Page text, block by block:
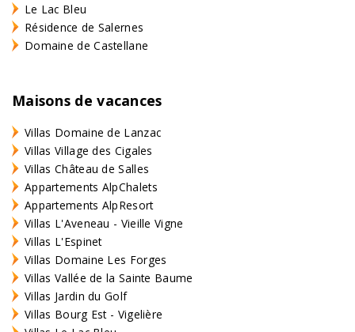
Le Lac Bleu
Résidence de Salernes
Domaine de Castellane
Maisons de vacances
Villas Domaine de Lanzac
Villas Village des Cigales
Villas Château de Salles
Appartements AlpChalets
Appartements AlpResort
Villas L'Aveneau - Vieille Vigne
Villas L'Espinet
Villas Domaine Les Forges
Villas Vallée de la Sainte Baume
Villas Jardin du Golf
Villas Bourg Est - Vigelière